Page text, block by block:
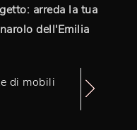
arreda la tua
dell'Emilia
di mobili